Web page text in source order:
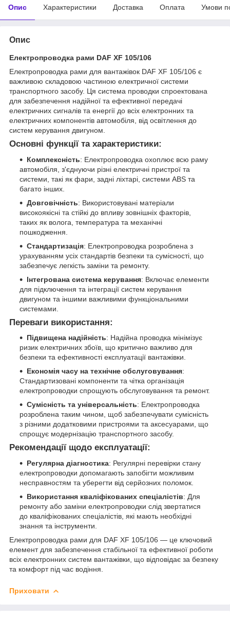
Опис Характеристики Доставка Оплата Умови
Опис
Електропроводка рами DAF XF 105/106
Електропроводка рами для вантажівок DAF XF 105/106 є
важливою складовою частиною електричної системи
транспортного засобу. Ця система проводки спроектована
для забезпечення надійної та ефективної передачі
електричних сигналів та енергії до всіх електронних та
електричних компонентів автомобіля, від освітлення до
систем керування двигуном.
Основні функції та характеристики:
Комплексність: Електропроводка охоплює всю раму
автомобіля, з'єднуючи різні електричні пристрої та
системи, такі як фари, задні ліхтарі, системи ABS та
багато інших.
Довговічність: Використовувані матеріали
високоякісні та стійкі до впливу зовнішніх факторів,
таких як волога, температура та механічні
пошкодження.
Стандартизація: Електропроводка розроблена з
урахуванням усіх стандартів безпеки та сумісності, що
забезпечує легкість заміни та ремонту.
Інтегрована система керування: Включає елементи
для підключення та інтеграції систем керування
двигуном та іншими важливими функціональними
системами.
Переваги використання:
Підвищена надійність: Надійна проводка мінімізує
ризик електричних збоїв, що критично важливо для
безпеки та ефективності експлуатації вантажівки.
Економія часу на технічне обслуговування:
Стандартизовані компоненти та чітка організація
електропроводки спрощують обслуговування та ремонт.
Сумісність та універсальність: Електропроводка
розроблена таким чином, щоб забезпечувати сумісність
з різними додатковими пристроями та аксесуарами, що
спрощує модернізацію транспортного засобу.
Рекомендації щодо експлуатації:
Регулярна діагностика: Регулярні перевірки стану
електропроводки допомагають запобігти можливим
несправностям та уберегти від серйозних поломок.
Використання кваліфікованих спеціалістів: Для
ремонту або заміни електропроводки слід звертатися
до кваліфікованих спеціалістів, які мають необхідні
знання та інструменти.
Електропроводка рами для DAF XF 105/106 — це ключовий
елемент для забезпечення стабільної та ефективної роботи
всіх електронних систем вантажівки, що відповідає за безпеку
та комфорт під час водіння.
Приховати